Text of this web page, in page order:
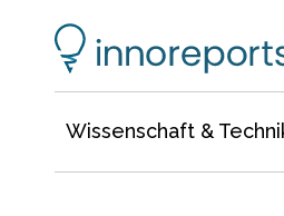
Wissenschaft &